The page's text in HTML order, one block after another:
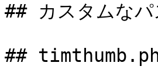
## カスタムなパ
##